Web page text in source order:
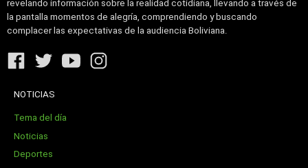
revelando información sobre la realidad cotidiana, llevando a través de
la pantalla momentos de alegría, comprendiendo y buscando
complacer las expectativas de la audiencia Boliviana.
NOTICIAS
Tema del día
Noticias
Deportes